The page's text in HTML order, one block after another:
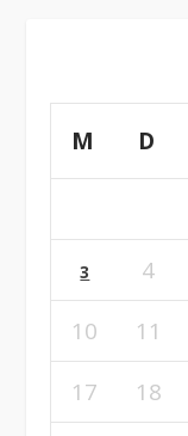
M D
3 4
10
11
17
18